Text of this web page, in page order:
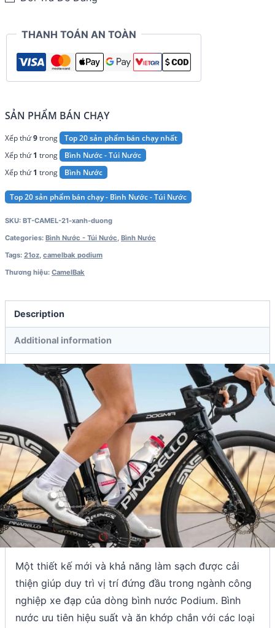
THANH TOÁN AN TOÀN
SẢN PHẨM BÁN CHẠY
Xếp thứ9trong
Top 20 sản phẩm bán chạy nhất
Xếp thứ1 trong
Bình Nước - Túi Nước
Xếp thứ1 trong Bình Nước
Top 20 sản phẩm bán chạy - Bình Nước - Túi Nước
SKU: BT-CAMEL-21-xanh-duong
Categories: Bình Nước - Túi Nước Bình Nước
Tags: 21oz camelbak podium
Thương hiệu: CamelBak
Description
Additional information
Một thiết kế mới và khả năng làm sạch được cải
thiện giúp duy trì vị trí đứng đầu trong ngành công
nghiệp xe đạp của dòng bình nước Podium. Bình
nước ưu tiên hiệu suất và ăn khớp chắn với các loại